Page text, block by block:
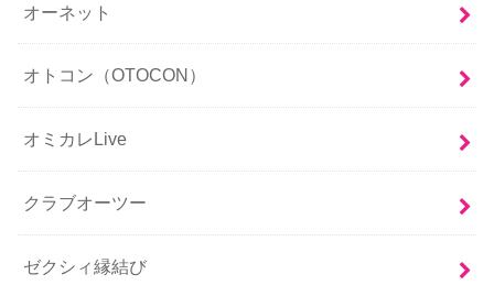
オーネット
オトコン（OTOCON）
オミカレLive
クラブオーツー
ゼクシィ縁結び